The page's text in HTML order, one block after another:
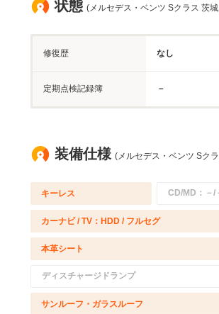
状態 (メルセデス・ベンツ Sクラス 茨
修復歴 なし
定期点検記録簿 －
装備仕様 (メルセデス・ベンツ Sク
キーレス CD/MD：－/
カーナビ / TV：HDD / フルセグ
本革シート
ディスチャージドランプ
サンルーフ・ガラスルーフ